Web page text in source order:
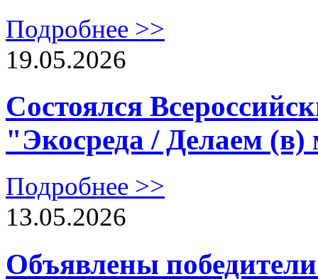
Подробнее >>
19.05.2026
Состоялся
"Экосреда / Делаем (в)
Подробнее >>
13.05.2026
Объявлены